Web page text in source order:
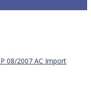
08/2007 AC Import